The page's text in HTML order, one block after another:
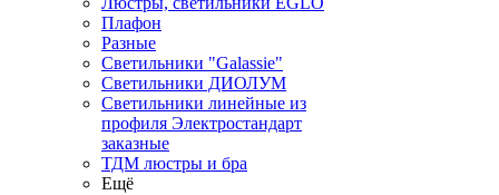
Плафон
Разные
Светильники "Galassie"
Светильники ДИОЛУМ
Светильники линейные из
профиля Электростандарт
заказные
ТДМ люстры и бра
Ещё